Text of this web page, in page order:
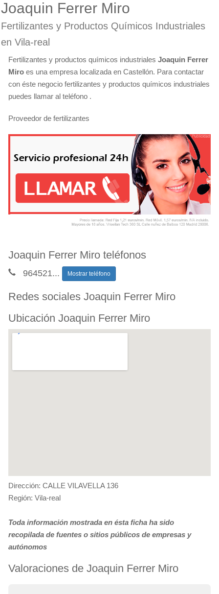
Joaquin Ferrer Miro
Fertilizantes y Productos Químicos Industriales
en Vila-real
Fertilizantes y productos químicos industriales Joaquin Ferrer
Miro es una empresa localizada en Castellón. Para contactar
con éste negocio fertilizantes y productos químicos industriales
puedes llamar al teléfono .
Proveedor de fertilizantes
Joaquin Ferrer Miro teléfonos
964521... Mostrar teléfono
Redes sociales Joaquin Ferrer Miro
Ubicación Joaquin Ferrer Miro
Dirección: CALLE VILAVELLA 136
Región: Vila-real
Toda información mostrada en ésta ficha ha sido
recopilada de fuentes o sitios públicos de empresas y
autónomos
Valoraciones de Joaquin Ferrer Miro